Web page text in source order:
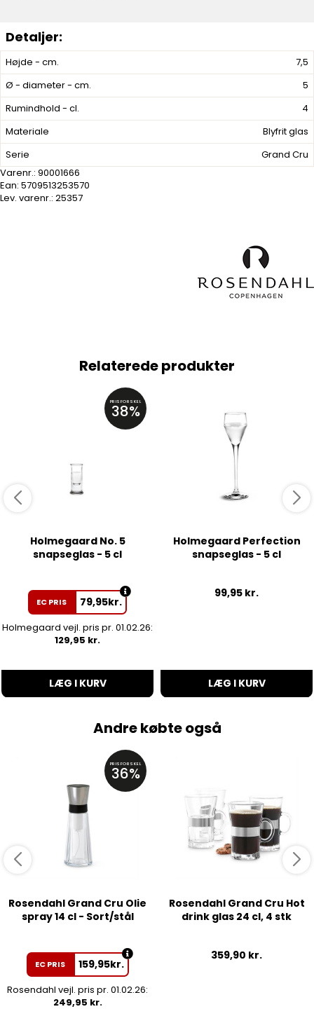
Højde - cm.
7,5
Ø - diameter - cm.
5
Rumindhold - cl.
4
Materiale
Blyfrit glas
Serie
Grand Cru
Varenr.: 90001666
Ean: 5709513253570
Lev. varenr.: 25357
Relaterede produkter
PRISFORSKEL
38%
Holmegaard No. 5
snapseglas - 5 cl
EC PRIS 79,95kr.
Holmegaard vejl. pris pr. 01.02.26:
129,95 kr.
LÆG I KURV
Holmegaard Perfection
snapseglas - 5 cl
99,95 kr.
LÆG I KURV
Andre købte også
PRISFORSKEL
36%
Rosendahl Grand Cru Olie
spray 14 cl - Sort/stål
EC PRIS 159,95kr.
Rosendahl vejl. pris pr. 01.02.26:
249,95 kr.
Rosendahl Grand Cru Hot
drink glas 24 cl, 4 stk
359,90 kr.